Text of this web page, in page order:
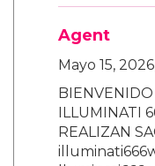
Agent
Mayo 15,
ILLUMINATI
REALIZAN